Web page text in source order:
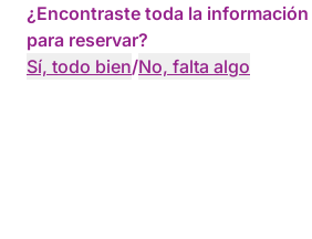
¿Encontraste toda la
para reservar?
Sí, todo bien/No, falta algo